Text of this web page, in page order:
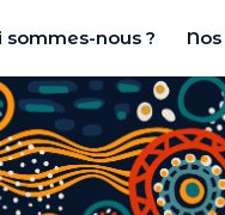
sommes-nous ?